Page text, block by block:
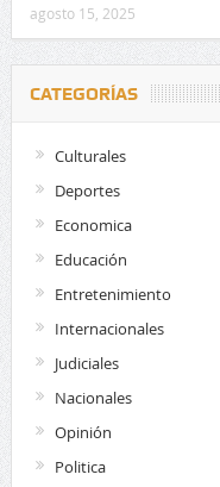
agosto 15, 2025
CATEGORÍAS
Culturales
Deportes
Economica
Educación
Entretenimiento
Internacionales
Judiciales
Nacionales
Opinión
Politica